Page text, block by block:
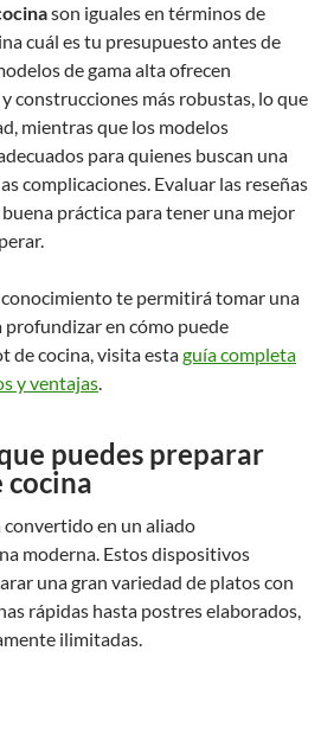
son iguales en términos de
cuál es tu presupuesto antes de
de gama alta ofrecen
construcciones más robustas, lo que
mientras que los modelos
para quienes buscan una
complicaciones. Evaluar las reseñas
práctica para tener una mejor
te permitirá tomar una
en cómo puede
de cocina, visita estaguía completa
y ventajas.
puedes preparar
cocina
convertido en un aliado
moderna. Estos dispositivos
una gran variedad de platos con
rápidas hasta postres elaborados,
ilimitadas.